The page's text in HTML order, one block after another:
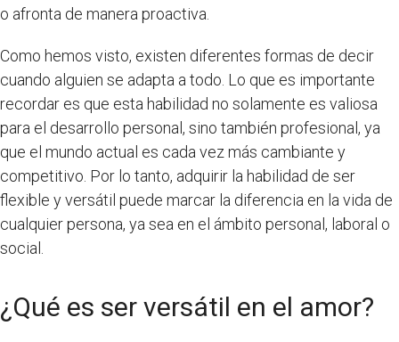
o afronta de manera proactiva.
Como hemos visto, existen diferentes formas de decir
cuando alguien se adapta a todo. Lo que es importante
recordar es que esta habilidad no solamente es valiosa
para el desarrollo personal, sino también profesional, ya
que el mundo actual es cada vez más cambiante y
competitivo. Por lo tanto, adquirir la habilidad de ser
flexible y versátil puede marcar la diferencia en la vida de
cualquier persona, ya sea en el ámbito personal, laboral o
social.
¿Qué es ser versátil en el amor?